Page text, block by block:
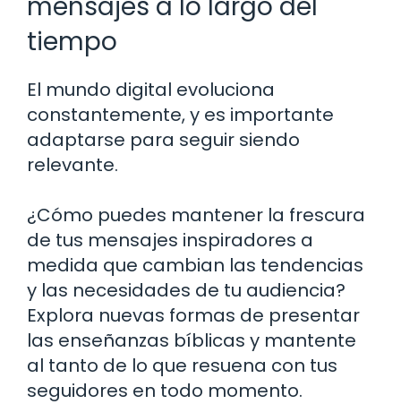
tiempo
El mundo digital evoluciona
constantemente, y es importante
adaptarse para seguir siendo
relevante.
¿Cómo puedes mantener la frescura
de tus mensajes inspiradores a
medida que cambian las tendencias
y las necesidades de tu audiencia?
Explora nuevas formas de presentar
las enseñanzas bíblicas y mantente
al tanto de lo que resuena con tus
seguidores en todo momento.